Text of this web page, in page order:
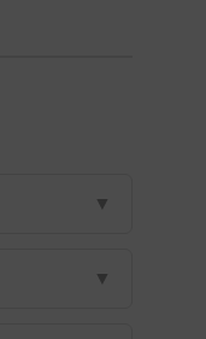
▼
▼